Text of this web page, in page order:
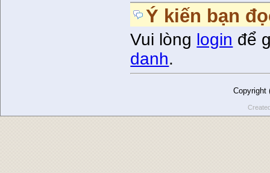
Ý kiến bạn
Vui lòng login để
danh.
Copyright